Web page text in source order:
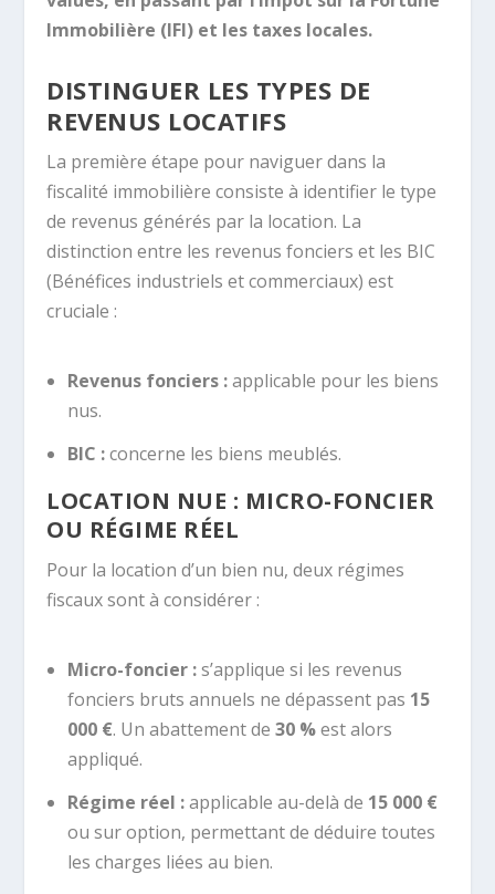
Immobilière (IFI) et les taxes locales.
DISTINGUER LES TYPES DE
REVENUS LOCATIFS
La première étape pour naviguer dans la
fiscalité immobilière consiste à identifier le type
de revenus générés par la location. La
distinction entre les revenus fonciers et les BIC
(Bénéfices industriels et commerciaux) est
cruciale :
Revenus fonciers :applicable pour les biens
nus.
BIC :concerne les biens meublés.
LOCATION NUE : MICRO-FONCIER
OU RÉGIME RÉEL
Pour la location d’un bien nu, deux régimes
fiscaux sont à considérer :
Micro-foncier :s’applique si les revenus
fonciers bruts annuels ne dépassent pas 15
000 €. Un abattement de 30 %est alors
appliqué.
Régime réel :applicable au-delà de 15 000 €
ou sur option, permettant de déduire toutes
les charges liées au bien.